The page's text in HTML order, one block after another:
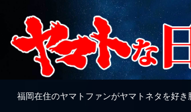
福岡在住のヤマトファンがヤマトネタを好き